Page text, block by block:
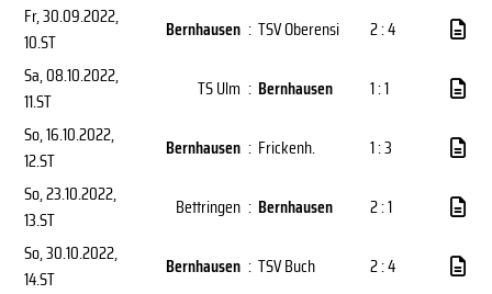
Fr, 30.09.2022,
10.ST
Bernhausen : TSV Oberensi
2 : 4
Sa, 08.10.2022,
11.ST
TS Ulm : Bernhausen
1 : 1
So, 16.10.2022,
12.ST
Bernhausen : Frickenh.
1 : 3
So, 23.10.2022,
13.ST
Bettringen : Bernhausen
2 : 1
So, 30.10.2022,
14.ST
Bernhausen : TSV Buch
2 : 4